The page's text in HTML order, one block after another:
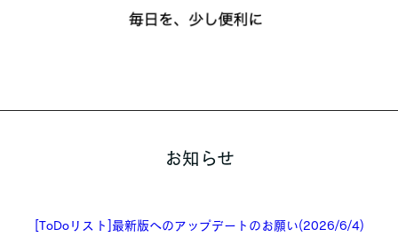
お知らせ
[ToDoリスト]最新版へのアップデートのお願い(2026/6/4)